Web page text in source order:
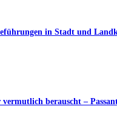
in Stadt und
berauscht –